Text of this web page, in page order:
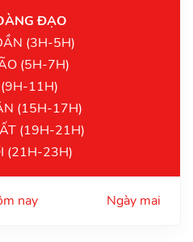
ĐẠO
(3H-5H)
(5H-7H)
11H)
(15H-17H)
(19H-21H)
(21H-23H)
nay Ngày mai